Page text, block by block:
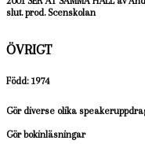
slut. prod. Scenskolan
ÖVRIGT
Född: 1974
Gör diverse olika
Gör bokinläsningar